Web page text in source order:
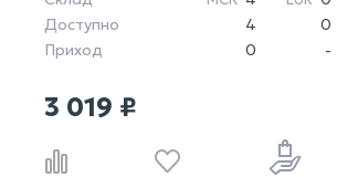
Доступно
4
0
Приход
0 -
3 019 ₽